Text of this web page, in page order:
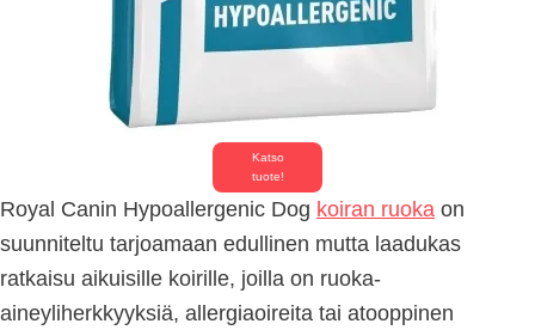
Katso
tuote!
Royal Canin Hypoallergenic Dog koiran ruoka on
suunniteltu tarjoamaan edullinen mutta laadukas
ratkaisu aikuisille koirille, joilla on ruoka-
aineyliherkkyyksiä, allergiaoireita tai atooppinen